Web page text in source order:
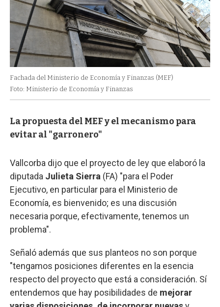
Fachada del Ministerio de Economía y Finanzas (MEF)
Foto: Ministerio de Economía y Finanzas
La propuesta del MEF y el mecanismo para
evitar al "garronero"
Vallcorba dijo que el proyecto de ley que elaboró la
diputada Julieta Sierra (FA) "para el Poder
Ejecutivo, en particular para el Ministerio de
Economía, es bienvenido; es una discusión
necesaria porque, efectivamente, tenemos un
problema".
Señaló además que sus planteos no son porque
"tengamos posiciones diferentes en la esencia
respecto del proyecto que está a consideración. Sí
entendemos que hay posibilidades de mejorar